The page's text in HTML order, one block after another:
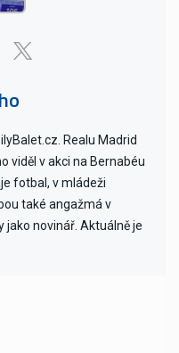
Realu Madrid
viděl v akci na Bernabéu
fotbal, v mládeži
také angažmá v
jako novinář. Aktuálně je